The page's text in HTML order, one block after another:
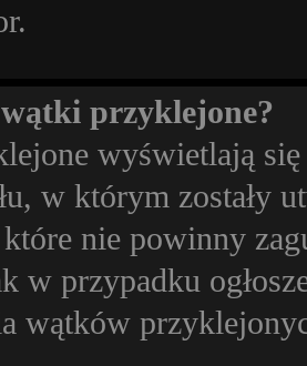
przyklejone?
wyświetlają
w którym zostały
nie powinny
w przypadku
wątków